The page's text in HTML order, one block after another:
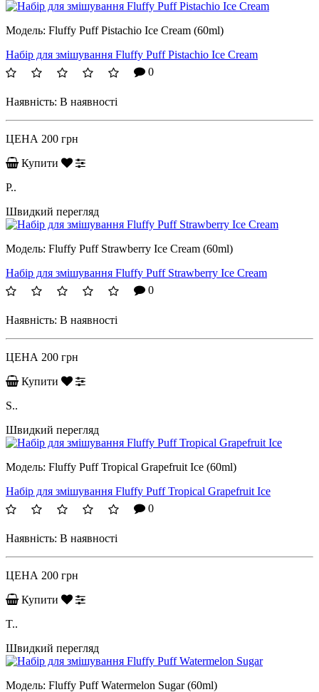
Модель: Fluffy Puff Pistachio Ice Cream (60ml)
Набір для змішування Fluffy Puff Pistachio Ice Cream
0
Наявність: В наявності
ЦЕНА 200 грн
Купити
P..
Швидкий перегляд
Модель: Fluffy Puff Strawberry Ice Cream (60ml)
Набір для змішування Fluffy Puff Strawberry Ice Cream
0
Наявність: В наявності
ЦЕНА 200 грн
Купити
S..
Швидкий перегляд
Модель: Fluffy Puff Tropical Grapefruit Ice (60ml)
Набір для змішування Fluffy Puff Tropical Grapefruit Ice
0
Наявність: В наявності
ЦЕНА 200 грн
Купити
T..
Швидкий перегляд
Модель: Fluffy Puff Watermelon Sugar (60ml)